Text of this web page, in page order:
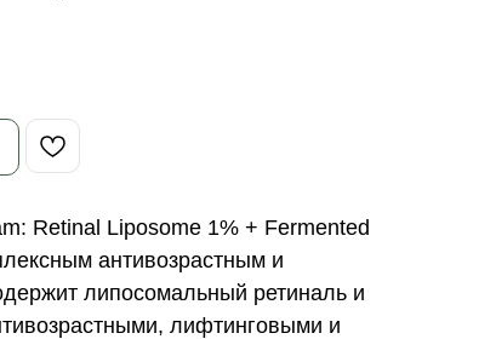
Retinal Liposome 1% + Fermented
антивозрастным и
липосомальный ретиналь и
лифтинговыми и